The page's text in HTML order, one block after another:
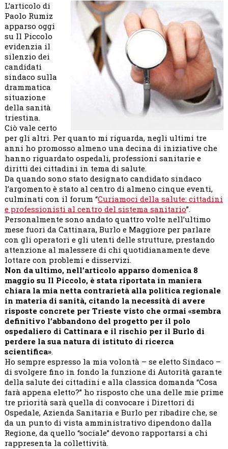
E
LE
PROPOSTE
PER
RILANCIARE
LA
SANITÀ
PUBBLICA
L’articolo di
Paolo Rumiz
apparso oggi
su Il Piccolo
evidenzia il
silenzio dei
candidati
sindaco sulla
drammatica
situazione
della sanità
triestina.
Ciò vale certo
per gli altri. Per quanto mi riguarda, negli ultimi tre
anni ho promosso almeno una decina di iniziative che
hanno riguardato ospedali, professioni sanitarie e
diritti dei cittadini in tema di salute.
Da quando sono stato designato candidato sindaco
l’argomento è stato al centro di almeno cinque eventi,
culminati con il forum “Curiamoci della salute: cittadini
e professionisti al centro del sistema sanitario”.
Personalmente sono andato quattro volte nell’ultimo
mese fuori da Cattinara, Burlo e Maggiore per parlare
con gli operatori e gli utenti delle strutture, prestando
attenzione al malessere di chi quotidianamente deve
lottare con problemi e disservizi.
Non da ultimo, nell’articolo apparso domenica 8
maggio su Il Piccolo, è stata riportata in maniera
chiara la mia netta contrarietà alla politica regionale
in materia di sanità, citando la necessità di avere
risposte concrete per Trieste visto che ormai «sembra
definitivo l’abbandono del progetto per il polo
ospedaliero di Cattinara e il rischio per il Burlo di
perdere la sua natura di istituto di ricerca
scientifica».
Ho sempre espresso la mia volontà – se eletto Sindaco –
di svolgere fino in fondo la funzione di Autorità garante
della salute dei cittadini e alla classica domanda “Cosa
farà appena eletto?” ho risposto che una delle mie prime
tre priorità sarà quella di convocare i Direttori di
Ospedale, Azienda Sanitaria e Burlo per ribadire che, se
da un punto di vista amministrativo dipendono dalla
Regione, da quello “sociale” devono rapportarsi a chi
rappresenta la collettività.